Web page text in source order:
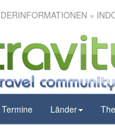
»
Termine Länder